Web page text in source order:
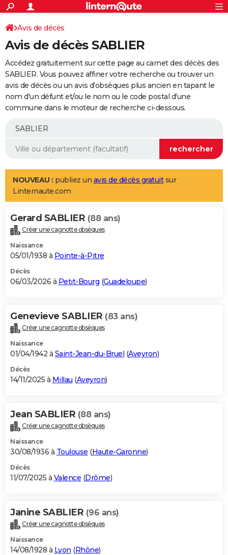
ACTUALITÉS
Politique
Société
Faits Divers
Education
Monde
Villes
+
SPORT
Coupe du monde 2026
Football
Tennis
Cyclisme
Rugby
Forum
Programme TV
TNT
Streaming
Cinéma
Sorties cinéma
Musique
+
FINANCE
Retraite
Epargne
Immobilier
Risques naturels par ville
Banque
Assurance
AUTO
Essais
Réserver un essai
Citadines
Berlines
SUV
Forum auto
+
Mobiles
Meilleur smartphone
Internet
Ordinateurs
Jeux vidéo
Guide high-tech
Aménagement intérieur
LIFESTYLE
Art de vivre
Bien-être
Loisirs
Mode
Modes de vie
Alimentation
Guide de la santé
Maladies
Médicaments
Sommeil
VOYAGE
Destinations
City break
Voyage nature
Voyage de noces
Forum
Climat
+PHOTO
GUIDES D'ACHAT
BONS PLANS
Carte de Noël
Carte Bonne année
Carte Saint-Valentin
Carte Pâques
Carte d'anniversaire
DICTIONNAIRE
Dictionnaire
Biographies
Citations
Expressions
Proverbes
PROGRAMME TV
S'inscrire
Se connecter
Lycées
Collèges
Primaires
Universités
Entreprises
Service militaire
Avis de recherche
AVIS DE DÉCÈS
Bricolage
Lifestyle
Culture
Sport
Auto
Television
Voyage
Cinema
Avis de décès
Avis de décès SABLIER
Accédez gratuitement sur cette page au carnet des décès des
SABLIER. Vous pouvez affiner votre recherche ou trouver un
avis de décès ou un avis d'obsèques plus ancien en tapant le
nom d'un défunt et/ou le nom ou le code postal d'une
commune dans le moteur de recherche ci-dessous.
NOUVEAU : publiez un avis de décès gratuitsur
Linternaute.com
Gerard SABLIER (88 ans)
Créer une cagnotte obsèques
Naissance
05/01/1938 à Pointe-à-Pitre
Décès
06/03/2026 à Petit-Bourg (Guadeloupe)
Genevieve SABLIER (83 ans)
Créer une cagnotte obsèques
Naissance
01/04/1942 à Saint-Jean-du-Bruel (Aveyron)
Décès
14/11/2025 à Millau (Aveyron)
Jean SABLIER (88 ans)
Créer une cagnotte obsèques
Naissance
30/08/1936 à Toulouse (Haute-Garonne)
Décès
11/07/2025 à Valence (Drôme)
Janine SABLIER (96 ans)
Créer une cagnotte obsèques
Naissance
14/08/1928 à Lyon (Rhône)